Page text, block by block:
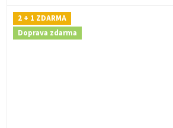
2 + 1 ZDARMA
Doprava zdarma